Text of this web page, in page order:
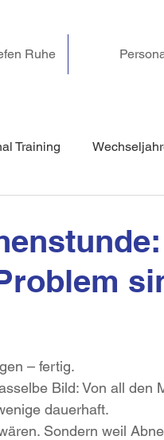
Ruhe
Training
Beckenbodentraining
Challenge Freizeit
– fertig.
Bild: Von all den
dauerhaft.
Sondern weil